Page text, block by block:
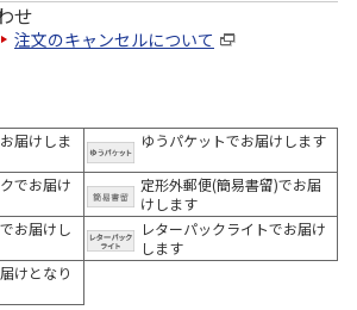
せ
注文のキャンセルについて
届けしま
ゆうパケットでお届けします
でお届け
定形外郵便(簡易書留)でお届
けします
お届けし
レターパックライトでお届け
します
けとなり